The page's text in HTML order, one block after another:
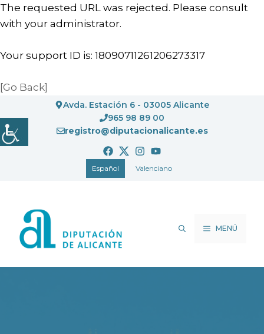
The requested URL was rejected. Please consult
with your administrator.
Your support ID is: 18090711261206273317
[Go Back]
al
contenido
Avda. Estación 6 - 03005 Alicante
965 98 89 00
registro@diputacionalicante.es
Español Valenciano
MENÚ